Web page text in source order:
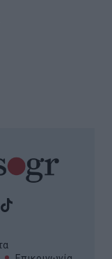
στην
τα επίπεδα
να περιορίσει
στην